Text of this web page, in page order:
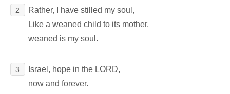
2
Rather, I have stilled my soul,
Like a weaned child to its mother,
weaned is my soul.
3
Israel, hope in the LORD,
now and forever.